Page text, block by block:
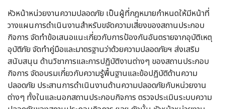
หัวหน้าหน่วยงานความปลอดภัย เป็นผู้ที่กฎหมายกำหนดให้มีหน้าที่
วางแผนการดำเนินงานสำหรับขจัดความเสี่ยงของสถานประกอบ
กิจการ จัดทำข้อเสนอแนะเกี่ยวกับการป้องกันอันตรายจากอุบัติเหตุ
อุบัติภัย จัดทำคู่มือและมาตรฐานว่าด้วยความปลอดภัยฯ ส่งเสริม
สนับสนุน ด้านวิชาการและการปฏิบัติงานต่างๆ ของสถานประกอบ
กิจการ จัดอบรมเกี่ยวกับความรู้พื้นฐานและข้อปฏิบัติด้านความ
ปลอดภัย ประสานการดำเนินงานด้านความปลอดภัยกับหน่วยงาน
ต่างๆ ทั้งในและนอกสถานประกอบกิจการ ตรวจประเมินระบบความ